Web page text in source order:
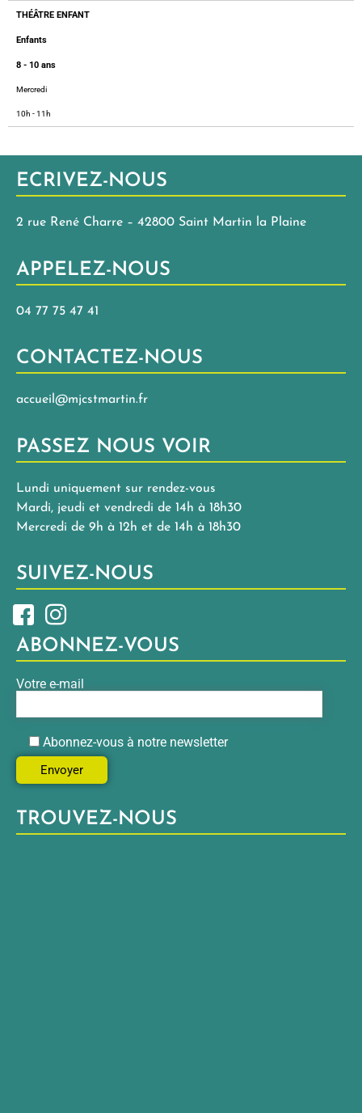
THÉÂTRE ENFANT
Enfants
8 - 10 ans
Mercredi
10h - 11h
ECRIVEZ-NOUS
2 rue René Charre – 42800 Saint Martin la Plaine
APPELEZ-NOUS
04 77 75 47 41
CONTACTEZ-NOUS
accueil@mjcstmartin.fr
PASSEZ NOUS VOIR
Lundi uniquement sur rendez-vous
Mardi, jeudi et vendredi de 14h à 18h30
Mercredi de 9h à 12h et de 14h à 18h30
SUIVEZ-NOUS
ABONNEZ-VOUS
Votre e-mail
Abonnez-vous à notre newsletter
TROUVEZ-NOUS